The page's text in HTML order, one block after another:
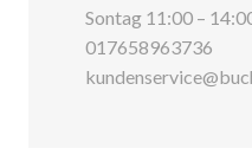
Sontag 11:00 –
017658963736